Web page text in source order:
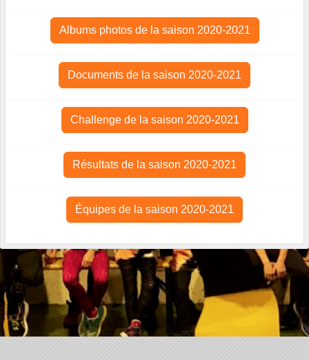
Albums photos de la saison 2020-2021
Documents de la saison 2020-2021
Challenge de la saison 2020-2021
Résultats de la saison 2020-2021
Équipes de la saison 2020-2021